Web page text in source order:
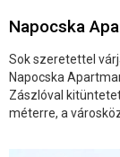
Napocska
Sok szeretettel
Napocska
Zászlóval
méterre, a